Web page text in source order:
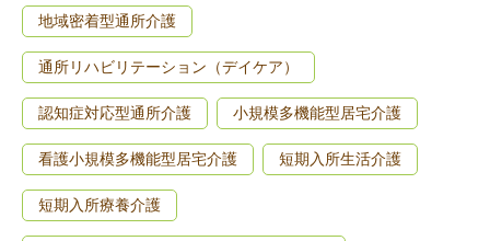
地域密着型通所介護
通所リハビリテーション（デイケア）
認知症対応型通所介護 小規模多機能型居宅介護
看護小規模多機能型居宅介護 短期入所生活介護
短期入所療養介護